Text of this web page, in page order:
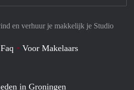
en verhuur je makkelijk je Studio
Faq
Voor Makelaars
in Groningen